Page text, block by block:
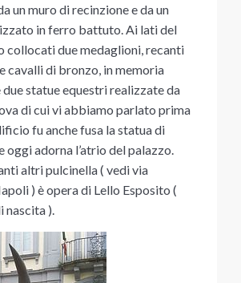
un muro di recinzione e da un
in ferro battuto. Ai lati del
collocati due medaglioni, recanti
cavalli di bronzo, in memoria
statue equestri realizzate da
di cui vi abbiamo parlato prima
fu anche fusa la statua di
oggi adorna l’atrio del palazzo.
altri pulcinella ( vedi via
) è opera di Lello Esposito (
nascita ).